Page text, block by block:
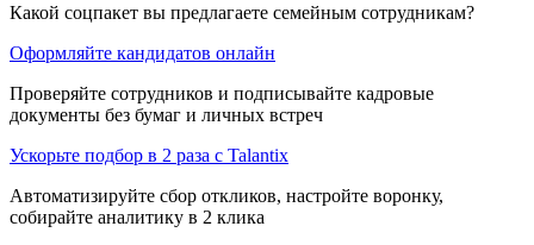
Какой соцпакет вы предлагаете семейным сотрудникам?
Оформляйте кандидатов онлайн
Проверяйте сотрудников и подписывайте кадровые
документы без бумаг и личных встреч
Ускорьте подбор в 2 раза с Talantix
Автоматизируйте сбор откликов, настройте воронку,
собирайте аналитику в 2 клика